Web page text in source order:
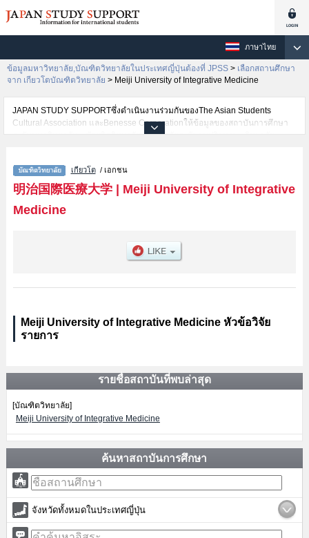
ภาษาไทย
ข้อมูลมหาวิทยาลัย,บัณฑิตวิทยาลัยในประเทศญี่ปุ่นต้องที่ JPSS > เลือกสถานศึกษา
จาก เกียวโตบัณฑิตวิทยาลัย > Meiji University of Integrative Medicine
JAPAN STUDY SUPPORTซึ่งดำเนินงานร่วมกันของThe Asian Students
Cultural Association และBenesse Corporationให้ข้อมูลของสถาบันการศึกษา
ระดับมหาวิทยาลัย・บัณฑิตวิทยาลัย・วิทยาลัยระดับอนุปริญญา・วิทยาลัย
สำหรับนักศึกษาต่างชาติเช่น เป็นต้น,ข้อมูลของแต่ละสาขาวิจัย,ข้อมูลการสอบคัด
เลือกเข้าศึกษาเช่นจำนวนคนที่รับสมัครหรือจำนวนคนที่ผ่านการสอบคัดเลือก
เป็นต้น,แนะนำสถานที่,การเดินทางเป็นต้นไว้ด้วยดังนั้นขอเชิญใช้บริการค้นหา
ข้อมูลตามอัธยาศัย
เกียวโต/ เอกชน
明治国際医療大学| Meiji University of Integrative
Medicine
Meiji University of Integrative Medicine หัวข้อวิจัย
รายการ
รายชื่อสถาบันที่พบล่าสุด
[บัณฑิตวิทยาลัย]
Meiji University of Integrative Medicine
ค้นหาสถาบันการศึกษา
จังหวัดทั้งหมดในประเทศญี่ปุ่น